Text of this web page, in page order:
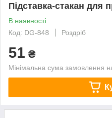
Підставка-стакан для
В наявності
Код: DG-848
Роздріб
51 ₴
Мінімальна сума замовлення